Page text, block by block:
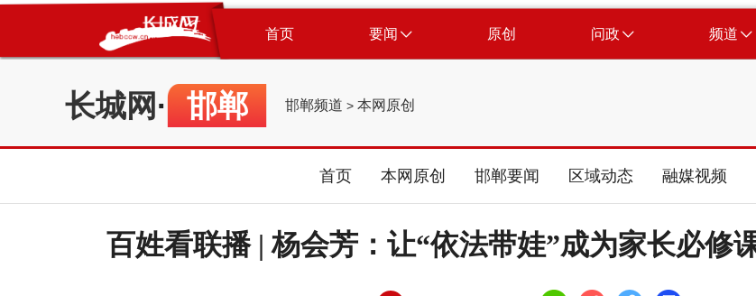
首页 要闻 原创 问政 频道
长城网 · 邯郸 邯郸频道 > 本网原创
首页 本网原创 邯郸要闻 区域动态 融媒视频
百姓看联播 | 杨会芳：让“依法带娃”成为家长必修